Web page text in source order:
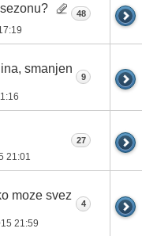
48
smanjen
9
21:01
27
moze svez
21:59
4